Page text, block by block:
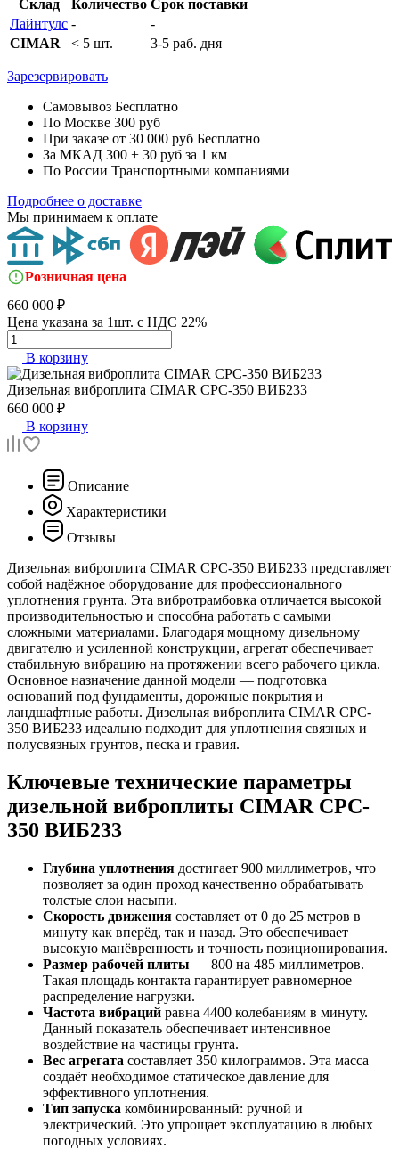
Склад Количество Срок поставки
Лайнтулс -
-
CIMAR
< 5 шт. 3-5 раб. дня
Зарезервировать
Самовывоз Бесплатно
По Москве 300 руб
При заказе от 30 000 руб Бесплатно
За МКАД 300 + 30 руб за 1 км
По России Транспортными компаниями
Подробнее о доставке
Мы принимаем к оплате
Розничная цена
660 000 ₽
Цена указана за 1шт. с НДС 22%
В корзину
Дизельная виброплита CIMAR CPC-350 ВИБ233
660 000 ₽
В корзину
Описание
Характеристики
Отзывы
Дизельная виброплита CIMAR CPC-350 ВИБ233 представляет
собой надёжное оборудование для профессионального
уплотнения грунта. Эта вибротрамбовка отличается высокой
производительностью и способна работать с самыми
сложными материалами. Благодаря мощному дизельному
двигателю и усиленной конструкции, агрегат обеспечивает
стабильную вибрацию на протяжении всего рабочего цикла.
Основное назначение данной модели — подготовка
оснований под фундаменты, дорожные покрытия и
ландшафтные работы. Дизельная виброплита CIMAR CPC-
350 ВИБ233 идеально подходит для уплотнения связных и
полусвязных грунтов, песка и гравия.
Ключевые технические параметры
дизельной виброплиты CIMAR CPC-
350 ВИБ233
Глубина уплотнения достигает 900 миллиметров, что
позволяет за один проход качественно обрабатывать
толстые слои насыпи.
Скорость движения составляет от 0 до 25 метров в
минуту как вперёд, так и назад. Это обеспечивает
высокую манёвренность и точность позиционирования.
Размер рабочей плиты — 800 на 485 миллиметров.
Такая площадь контакта гарантирует равномерное
распределение нагрузки.
Частота вибраций равна 4400 колебаниям в минуту.
Данный показатель обеспечивает интенсивное
воздействие на частицы грунта.
Вес агрегата составляет 350 килограммов. Эта масса
создаёт необходимое статическое давление для
эффективного уплотнения.
Тип запуска комбинированный: ручной и
электрический. Это упрощает эксплуатацию в любых
погодных условиях.